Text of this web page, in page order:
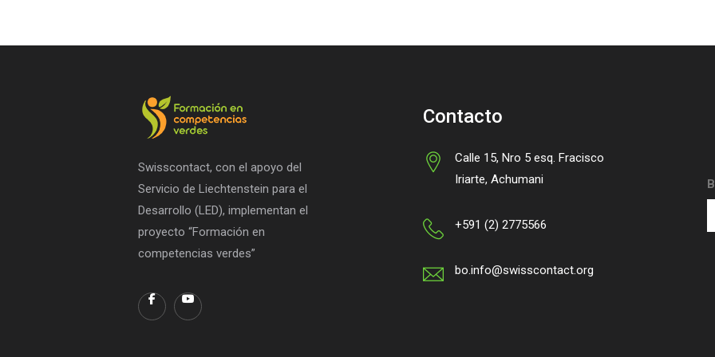
Swisscontact, con el apoyo del
Servicio de Liechtenstein para el
Desarrollo (LED), implementan el
proyecto “Formación en
competencias verdes”
Contacto
Calle 15, Nro 5 esq. Fracisco
Iriarte, Achumani
+591 (2) 2775566
bo.info@swisscontact.org